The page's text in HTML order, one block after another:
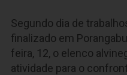
Segundo dia de
finalizado em
feira, 12, o elenco
atividade para o